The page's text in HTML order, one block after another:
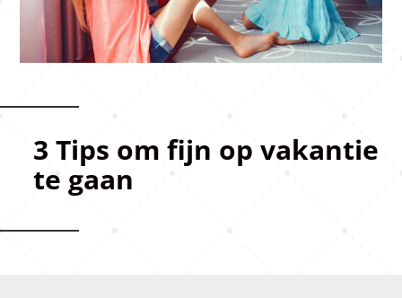
3 Tips om fijn op vakantie
te gaan